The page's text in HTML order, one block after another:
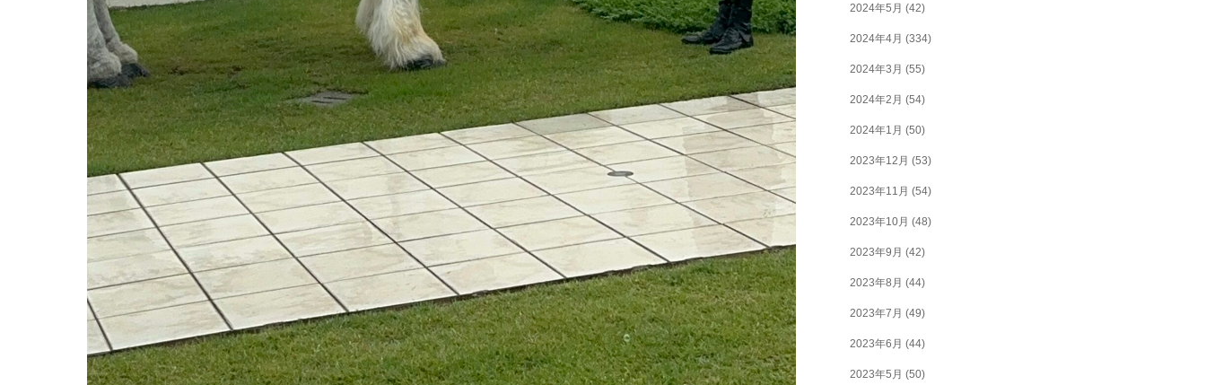
2024年5月 (42)
2024年4月 (334)
2024年3月 (55)
2024年2月 (54)
2024年1月 (50)
2023年12月 (53)
2023年11月 (54)
2023年10月 (48)
2023年9月 (42)
2023年8月 (44)
2023年7月 (49)
2023年6月 (44)
2023年5月 (50)